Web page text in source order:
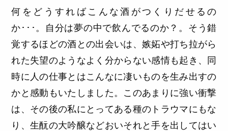
何をどうすればこんな酒がつくりだせるの
か･･･。自分は夢の中で飲んでるのか？。そう錯
覚するほどの酒との出会いは、嫉妬や打ち拉がら
れた失望のようなよく分からない感情も起き、同
時に人の仕事とはこんなに凄いものを生み出すの
かと感動もいたしました。このあまりに強い衝撃
は、その後の私にとってある種のトラウマにもな
り、生酛の大吟醸などおいそれと手を出してはい